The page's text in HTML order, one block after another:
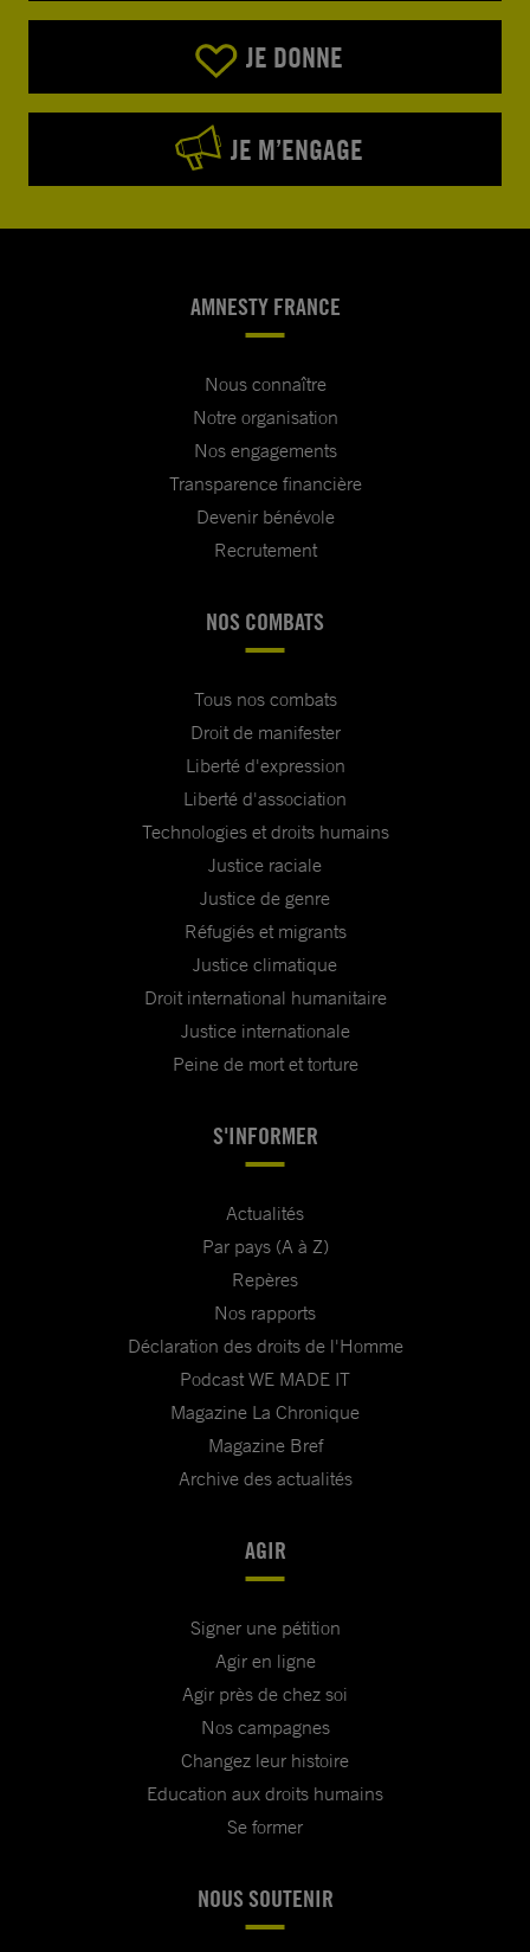
JE DONNE
JE M’ENGAGE
AMNESTY FRANCE
Nous connaître
Notre organisation
Nos engagements
Transparence financière
Devenir bénévole
Recrutement
NOS COMBATS
Tous nos combats
Droit de manifester
Liberté d'expression
Liberté d'association
Technologies et droits humains
Justice raciale
Justice de genre
Réfugiés et migrants
Justice climatique
Droit international humanitaire
Justice internationale
Peine de mort et torture
S'INFORMER
Actualités
Par pays (A à Z)
Repères
Nos rapports
Déclaration des droits de l'Homme
Podcast WE MADE IT
Magazine La Chronique
Magazine Bref
Archive des actualités
AGIR
Signer une pétition
Agir en ligne
Agir près de chez soi
Nos campagnes
Changez leur histoire
Education aux droits humains
Se former
NOUS SOUTENIR